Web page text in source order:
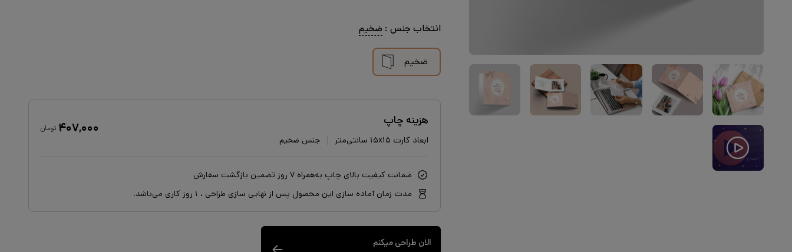
انتخاب جنس : ضخیم
ضخیم
هزینه چاپ
ابعاد کارت ۱۵x۱۵ سانتی‌متر جنس ضخیم
۴۰۷,۰۰۰ تومان
ضمانت کیفیت بالای چاپ به‌همراه ۷ روز تضمین بازگشت سفارش
مدت زمان آماده سازی این محصول پس از نهایی سازی طراحی ، ۱ روز کاری می‌باشد.
الان طراحی میکنم